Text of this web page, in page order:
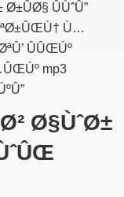
ÛÙˆÛ”
Ù…
ÛÛŒÚº
mp3
Ø§ÙˆØ±